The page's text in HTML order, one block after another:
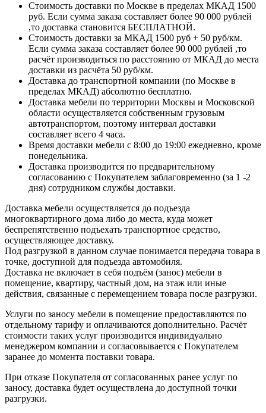
Стоимость доставки по Москве в пределах МКАД 1500
руб. Если сумма заказа составляет более 90 000 рублей
,то доставка становится БЕСПЛАТНОЙ.
Стоимость доставки за МКАД 1500 руб + 50 руб/км.
Если сумма заказа составляет более 90 000 рублей ,то
расчёт производиться по расстоянию от МКАД до места
доставки из расчёта 50 руб/км.
Доставка до транспортной компании (по Москве в
пределах МКАД) абсолютно бесплатно.
Доставка мебели по территории Москвы и Московской
области осуществляется собственным грузовым
автотранспортом, поэтому интервал доставки
составляет всего 4 часа.
Время доставки мебели с 8:00 до 19:00 ежедневно, кроме
понедельника.
Доставка производится по предварительному
согласованию с Покупателем заблаговременно (за 1 -2
дня) сотрудником службы доставки.
Доставка мебели осуществляется до подъезда
многоквартирного дома либо до места, куда может
беспрепятственно подъехать транспортное средство,
осуществляющее доставку.
Под разгрузкой в данном случае понимается передача товара в
точке, доступной для подъезда автомобиля.
Доставка не включает в себя подъём (занос) мебели в
помещение, квартиру, частный дом, на этаж или иные
действия, связанные с перемещением товара после разгрузки.
Услуги по заносу мебели в помещение предоставляются по
отдельному тарифу и оплачиваются дополнительно. Расчёт
стоимости таких услуг производится индивидуально
менеджером компании и согласовывается с Покупателем
заранее до момента поставки товара.
При отказе Покупателя от согласованных ранее услуг по
заносу, доставка будет осуществлена до доступной точки
разгрузки.